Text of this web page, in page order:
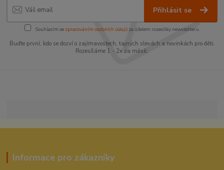
Přihlásit se
Souhlasím se zpracováním osobních údajůza účelem rozesílky newsletteru.
Buďte první, kdo se dozví o zajímavostech, tajných slevách a novinkách pro děti.
Rozesíláme 1 - 2x za měsíc.
Informace pro zákazníky